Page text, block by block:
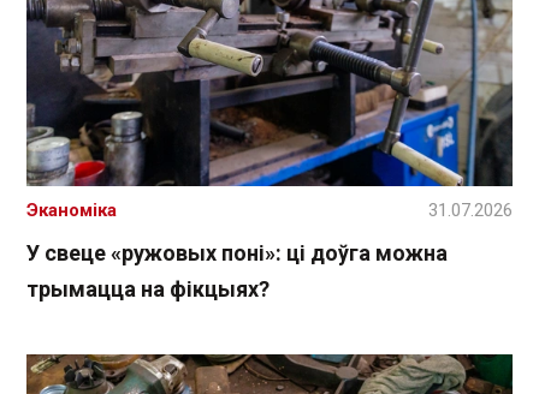
У свеце «ружовых поні»: ці доўга можна
трымацца на фікцыях?
Эканоміка 31.07.2026